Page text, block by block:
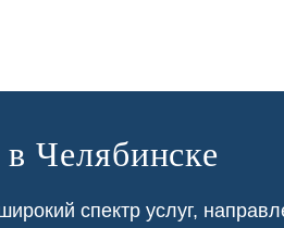
Челябинске
спектр услуг,